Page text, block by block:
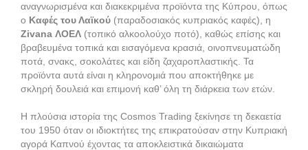
αναγνωρισμένα και διακεκριμένα προϊόντα της Κύπρου, όπως
ο Καφές του Λαϊκού (παραδοσιακός κυπριακός καφές), η
Zivana ΛΟΕΛ (τοπικό αλκοολούχο ποτό), καθώς επίσης και
βραβευμένα τοπικά και εισαγόμενα κρασιά, οινοπνευματώδη
ποτά, σνακς, σοκολάτες και είδη ζαχαροπλαστικής. Τα
προϊόντα αυτά είναι η κληρονομιά που αποκτήθηκε με
σκληρή δουλειά και επιμονή καθ’ όλη τη διάρκεια των ετών.
Η πλούσια ιστορία της Cosmos Trading ξεκίνησε τη δεκαετία
του 1950 όταν οι ιδιοκτήτες της επικρατούσαν στην Κυπριακή
αγορά Καπνού έχοντας τα αποκλειστικά δικαιώματα